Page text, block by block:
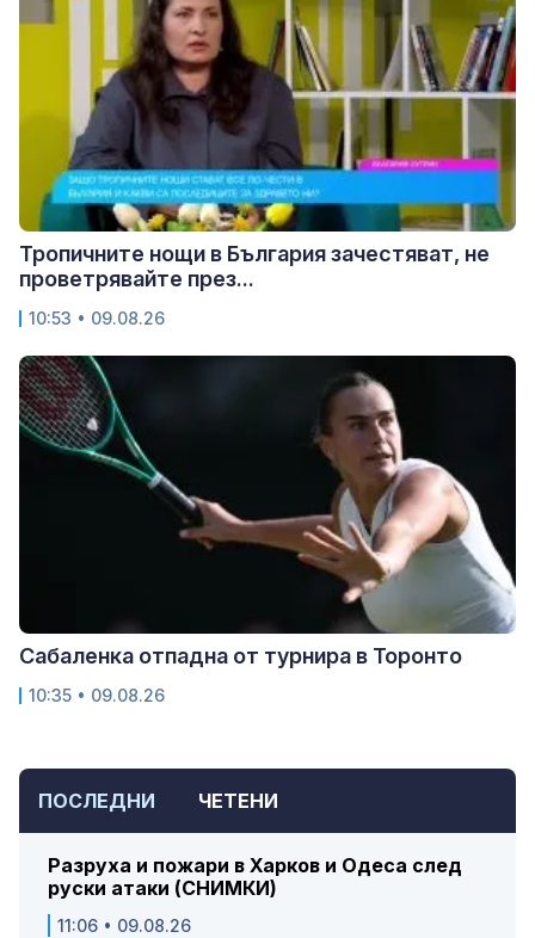
ПОСЛЕДНИ ЧЕТЕНИ
Разруха и пожари в Харков и Одеса след
руски атаки (СНИМКИ)
11:06 • 09.08.26
Тропичните нощи в България зачестяват, не
проветрявайте през...
10:53 • 09.08.26
Сабаленка отпадна от турнира в Торонто
10:35 • 09.08.26